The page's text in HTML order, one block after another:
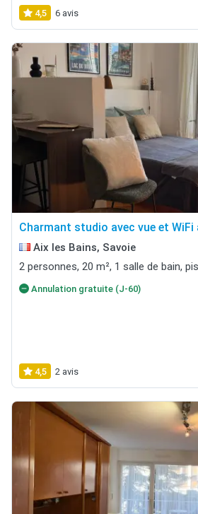
4,5 6 avis
Charmant studio avec vue et WiFi
Aix les Bains, Savoie
2 personnes, 20 m², 1 salle de bain,
Annulation gratuite (J-60)
4,5 2 avis